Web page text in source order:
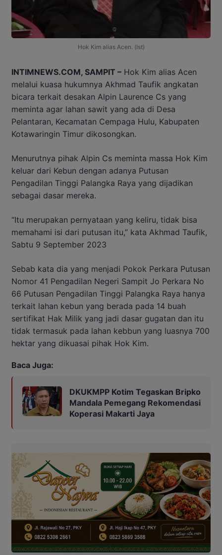
Hok Kim alias Acen. (Ist)
INTIMNEWS.COM, SAMPIT – Hok Kim alias Acen
melalui kuasa hukumnya Akhmad Taufik angkatan
bicara terkait desakan Alpin Laurence Cs yang
meminta agar lahan sawit yang ada di Desa
Pelantaran, Kecamatan Cempaga Hulu, Kabupaten
Kotawaringin Timur dikosongkan.
Menurutnya pihak Alpin Cs meminta massa Hok Kim
keluar dari Kebun dengan adanya Putusan
Pengadilan Tinggi Palangka Raya yang dijadikan
sebagai dasar mereka.
“Itu merupakan pernyataan yang keliru, tidak bisa
memahami isi dari putusan itu,” kata Akhmad Taufik,
Sabtu 9 September 2023
Sebab kata dia yang menjadi Pokok Perkara Putusan
Nomor 41 Pengadilan Negeri Sampit Jo Perkara No
66 Putusan Pengadilan Tinggi Palangka Raya hanya
terkait lahan kebun yang berada pada 14 buah
sertifikat Hak Milik yang jadi dasar gugatan dan itu
tidak termasuk pada lahan kebbun yang luasnya 700
hektar yang dikuasai pihak Hok Kim.
Baca Juga:
DKUKMPP Kotim Tegaskan Bripko
Mandala Pemegang Rekomendasi
Koperasi Makarti Jaya